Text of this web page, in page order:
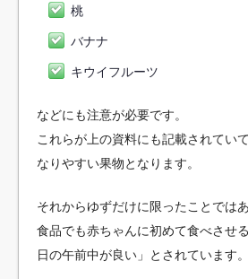
桃
バナナ
キウイフルーツ
などにも注意が必要です。
これらが上の資料にも記載されてい
なりやすい果物となります。
それからゆずだけに限ったことでは
食品でも赤ちゃんに初めて食べさせ
日の午前中が良い」とされています。